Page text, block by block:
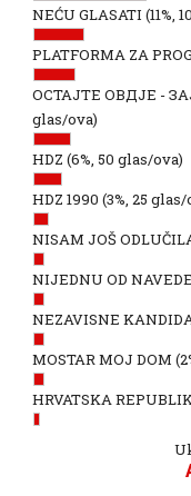
NEĆU GLASATI (11%,
PLATFORMA ZA
ОСТАЈТЕ ОВДЈЕ -
glas/ova)
HDZ (6%, 50 glas/ova)
HDZ 1990 (3%, 25 glas/
NISAM JOŠ
NIJEDNU OD
NEZAVISNE
MOSTAR MOJ DOM
HRVATSKA